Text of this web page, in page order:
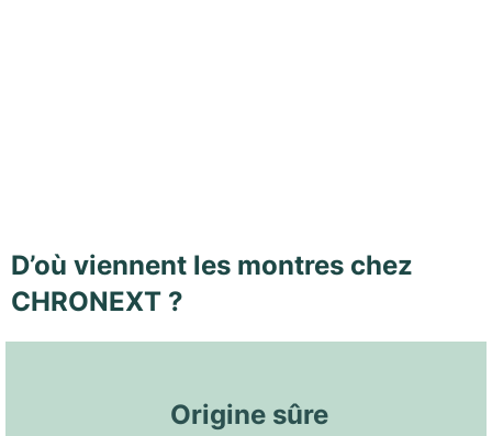
D’où viennent les montres chez
CHRONEXT ?
Origine sûre